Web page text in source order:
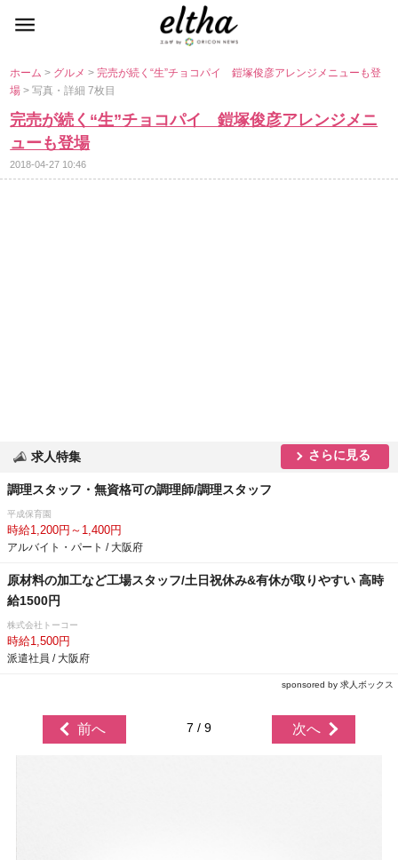
ホーム> グルメ>完売が続く“生”チョコパイ 鎧塚俊彦アレンジメニューも登
場> 写真・詳細 7枚目
完売が続く“生”チョコパイ 鎧塚俊彦アレンジメニ
ューも登場
2018-04-27 10:46
求人特集 さらに見る
調理スタッフ・無資格可の調理師/調理スタッフ
平成保育園
時給1,200円～1,400円
アルバイト・パート / 大阪府
原材料の加工など工場スタッフ/土日祝休み&有休が取りやすい 高時
給1500円
株式会社トーコー
時給1,500円
派遣社員 / 大阪府
sponsored by 求人ボックス
前へ 7 / 9 次へ